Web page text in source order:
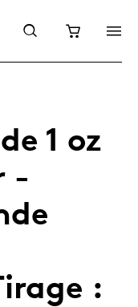
1 oz
-
: